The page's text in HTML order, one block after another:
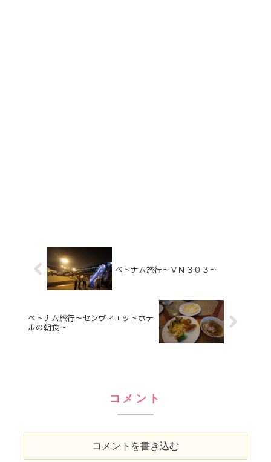
ベトナム旅行～ＶＮ３０３～
ベトナム旅行～センヴィエットホテ
ルの朝食～
コメント
コメントを書き込む